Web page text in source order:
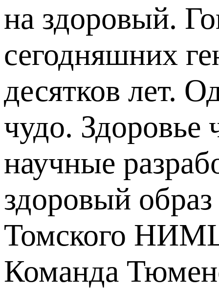
на здоровый.
сегодняшних
десятков лет.
чудо. Здоровье
научные
здоровый
Томского
Команда